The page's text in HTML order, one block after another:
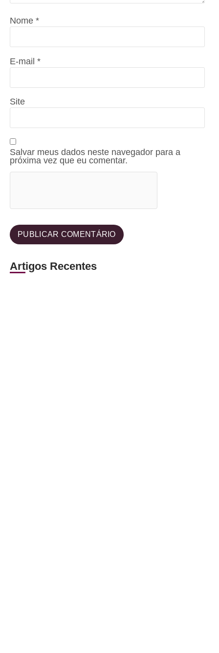
Nome *
E-mail *
Site
Salvar meus dados neste navegador para a
próxima vez que eu comentar.
Artigos Recentes